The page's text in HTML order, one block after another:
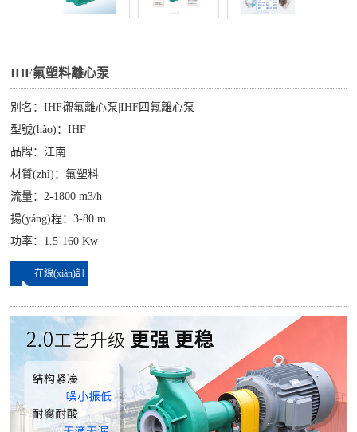
IHF氟塑料離心泵
別名：IHF襯氟離心泵|IHF四氟離心泵
型號(hào)：IHF
品牌：江南
材質(zhì)：氟塑料
流量：2-1800 m3/h
揚(yáng)程：3-80 m
功率：1.5-160 Kw
在線(xiàn)訂